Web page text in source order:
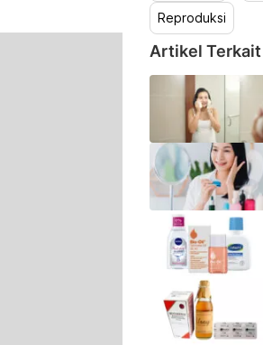
Reproduksi
Artikel Terkait